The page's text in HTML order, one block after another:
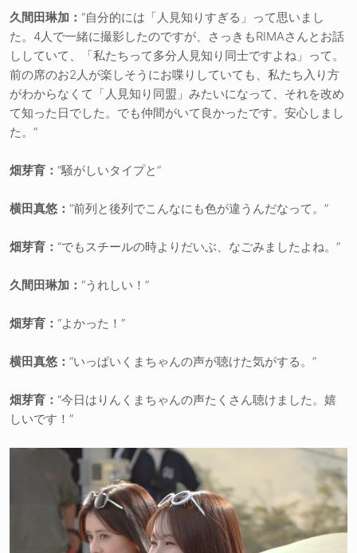
久間田琳加： “自分的には「人見知りすぎる」って思いまし
た。4人で一緒に撮影したのですが、さっきもRIMAさんとお話
ししていて、「私たちって多分人見知り同士ですよね」って。
前の席のお2人が楽しそうにお喋りしていても、私たち入り方
がわからなくて「人見知り同盟」みたいになって、それを改め
て知った日でした。でも仲間がいて良かったです。安心しまし
た。”
畑芽育： “騒がしいタイプと”
横田真悠： “前列と後列でこんなにも色が違うんだなって。”
畑芽育： “でもスチールの時よりだいぶ、なごみましたよね。”
久間田琳加： “うれしい！”
畑芽育： “よかった！”
横田真悠： “いっぱいくまちゃんの声が聴けた気がする。”
畑芽育： “今日はりんくまちゃんの声たくさん聴けました。嬉
しいです！”